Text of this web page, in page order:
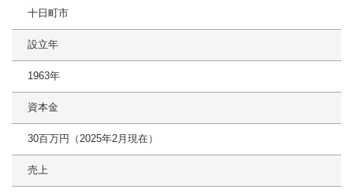
十日町市
設立年
1963年
資本金
30百万円（2025年2月現在）
売上